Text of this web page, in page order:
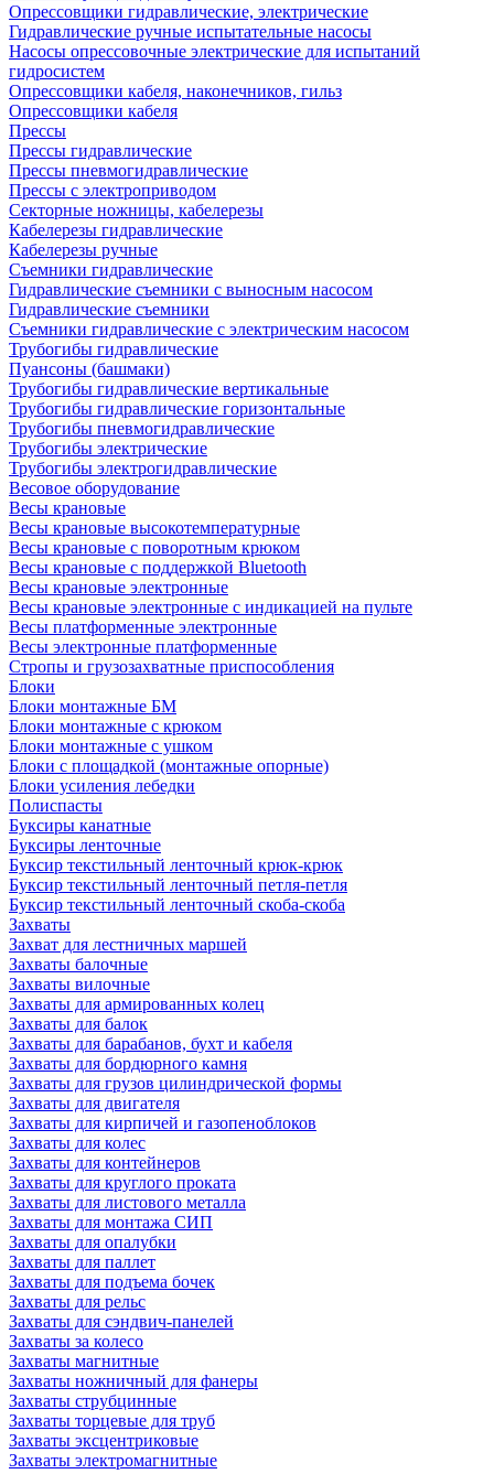
Опрессовщики гидравлические, электрические
Гидравлические ручные испытательные насосы
Насосы опрессовочные электрические для испытаний
гидросистем
Опрессовщики кабеля, наконечников, гильз
Опрессовщики кабеля
Прессы
Прессы гидравлические
Прессы пневмогидравлические
Прессы с электроприводом
Секторные ножницы, кабелерезы
Кабелерезы гидравлические
Кабелерезы ручные
Съемники гидравлические
Гидравлические cъемники с выносным насосом
Гидравлические съемники
Съемники гидравлические с электрическим насосом
Трубогибы гидравлические
Пуансоны (башмаки)
Трубогибы гидравлические вертикальные
Трубогибы гидравлические горизонтальные
Трубогибы пневмогидравлические
Трубогибы электрические
Трубогибы электрогидравлические
Весовое оборудование
Весы крановые
Весы крановые высокотемпературные
Весы крановые с поворотным крюком
Весы крановые с поддержкой Bluetooth
Весы крановые электронные
Весы крановые электронные с индикацией на пульте
Весы платформенные электронные
Весы электронные платформенные
Стропы и грузозахватные приспособления
Блоки
Блоки монтажные БМ
Блоки монтажные с крюком
Блоки монтажные с ушком
Блоки с площадкой (монтажные опорные)
Блоки усиления лебедки
Полиспасты
Буксиры канатные
Буксиры ленточные
Буксир текстильный ленточный крюк-крюк
Буксир текстильный ленточный петля-петля
Буксир текстильный ленточный скоба-скоба
Захваты
Захват для лестничных маршей
Захваты балочные
Захваты вилочные
Захваты для армированных колец
Захваты для балок
Захваты для барабанов, бухт и кабеля
Захваты для бордюрного камня
Захваты для грузов цилиндрической формы
Захваты для двигателя
Захваты для кирпичей и газопеноблоков
Захваты для колес
Захваты для контейнеров
Захваты для круглого проката
Захваты для листового металла
Захваты для монтажа СИП
Захваты для опалубки
Захваты для паллет
Захваты для подъема бочек
Захваты для рельс
Захваты для сэндвич-панелей
Захваты за колесо
Захваты магнитные
Захваты ножничный для фанеры
Захваты струбцинные
Захваты торцевые для труб
Захваты эксцентриковые
Захваты электромагнитные